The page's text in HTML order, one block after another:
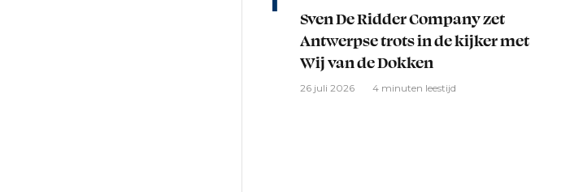
Sven De Ridder Company zet
Antwerpse trots in de kijker met
Wij van de Dokken
26 juli 2026 4 minuten leestijd